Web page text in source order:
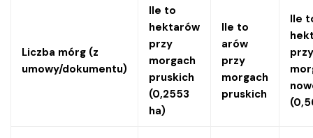
Liczba mórg (z
umowy/dokumentu)
Ile to
hektarów
przy
morgach
pruskich
(0,2553
ha)
Ile to
arów
przy
morgach
pruskich
Ile
przy
(